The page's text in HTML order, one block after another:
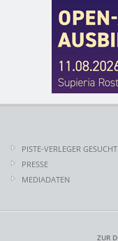
PISTE-VERLEGER GESUCHT
PRESSE
MEDIADATEN
ZUR